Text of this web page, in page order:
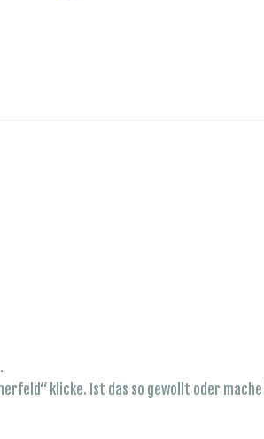
klicke. Ist das so gewollt oder